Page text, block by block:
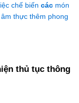
chế biến các món
thực thêm phong
thủ tục thông